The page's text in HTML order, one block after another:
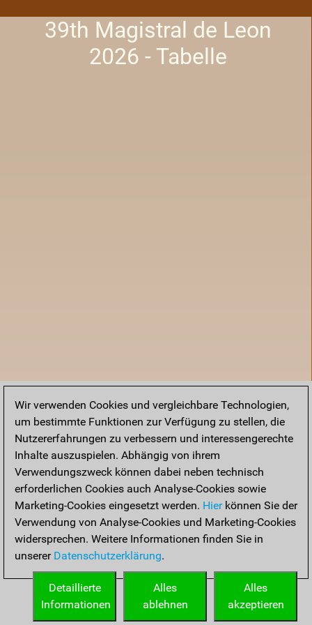
39th Magistral de Leon
2026 - Tabelle
Startseite
Wir verwenden Cookies und vergleichbare Technologien,
um bestimmte Funktionen zur Verfügung zu stellen, die
Nutzererfahrungen zu verbessern und interessengerechte
Inhalte auszuspielen. Abhängig von ihrem
Verwendungszweck können dabei neben technisch
erforderlichen Cookies auch Analyse-Cookies sowie
Marketing-Cookies eingesetzt werden. Hierkönnen Sie der
Verwendung von Analyse-Cookies und Marketing-Cookies
widersprechen. Weitere Informationen finden Sie in
unserer Datenschutzerklärung.
Alles
akzeptieren
Alles
ablehnen
Detaillierte
Informationen